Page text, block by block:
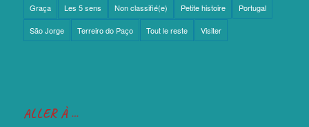
Graça Les 5 sens Non classifié(e) Petite histoire Portugal
São Jorge Terreiro do Paço Tout le reste Visiter
ALLER À …